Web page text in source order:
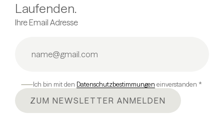
Laufenden.
Ihre Email Adresse
Ich bin mit den Datenschutzbestimmungen einverstanden *
ZUM NEWSLETTER ANMELDEN